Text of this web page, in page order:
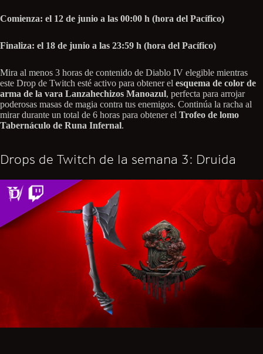
Comienza: el 12 de junio a las 00:00 h (hora del Pacífico)
Finaliza: el 18 de junio a las 23:59 h (hora del Pacífico)
Mira al menos 3 horas de contenido de Diablo IV elegible mientras
este Drop de Twitch esté activo para obtener el esquema de color de
arma de la vara Lanzahechizos Manoazul, perfecta para arrojar
poderosas masas de magia contra tus enemigos. Continúa la racha al
mirar durante un total de 6 horas para obtener el Trofeo de lomo
Tabernáculo de Runa Infernal.
Drops de Twitch de la semana 3: Druida